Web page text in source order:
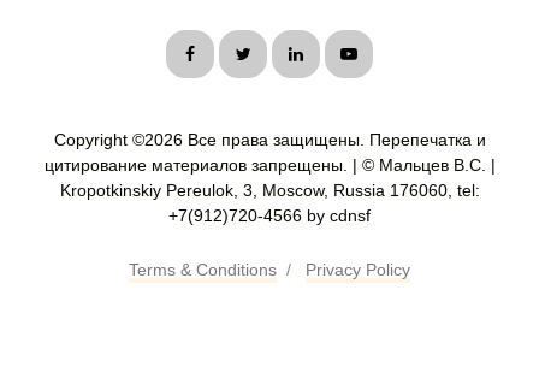
Copyright ©2026 Все права защищены. Перепечатка и
цитирование материалов запрещены. | © Мальцев В.С. |
Kropotkinskiy Pereulok, 3, Moscow, Russia 176060, tel:
+7(912)720-4566 by cdnsf
Terms & Conditions / Privacy Policy